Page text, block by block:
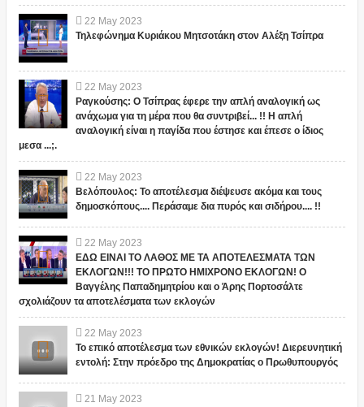
22 May 2023
Τηλεφώνημα Κυριάκου Μητσοτάκη στον Αλέξη Τσίπρα
22 May 2023
Ραγκούσης: Ο Τσίπρας έφερε την απλή αναλογική ως
ανάχωμα για τη μέρα που θα συντριβεί... !! Η απλή
αναλογική είναι η παγίδα που έστησε και έπεσε ο ίδιος
μεσα ...;.
22 May 2023
Βελόπουλος: Το αποτέλεσμα διέψευσε ακόμα και τους
δημοσκόπους.... Περάσαμε δια πυρός και σιδήρου.... !!
22 May 2023
ΕΔΩ ΕΙΝΑΙ ΤΟ ΛΑΘΟΣ ΜΕ ΤΑ ΑΠΟΤΕΛΕΣΜΑΤΑ ΤΩΝ
ΕΚΛΟΓΩΝ!!! ΤΟ ΠΡΩΤΟ ΗΜΙΧΡΟΝΟ ΕΚΛΟΓΩΝ! Ο
Βαγγέλης Παπαδημητρίου και ο Άρης Πορτοσάλτε
σχολιάζουν τα αποτελέσματα των εκλογών
22 May 2023
Το επικό αποτέλεσμα των εθνικών εκλογών! Διερευνητική
εντολή: Στην πρόεδρο της Δημοκρατίας ο Πρωθυπουργός
21 May 2023